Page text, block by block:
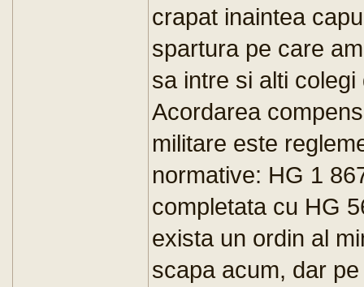
crapat inaintea
spartura pe care
sa intre si alti colegi
Acordarea
militare este
normative: HG 1
completata cu HG
exista un ordin al
scapa acum, dar